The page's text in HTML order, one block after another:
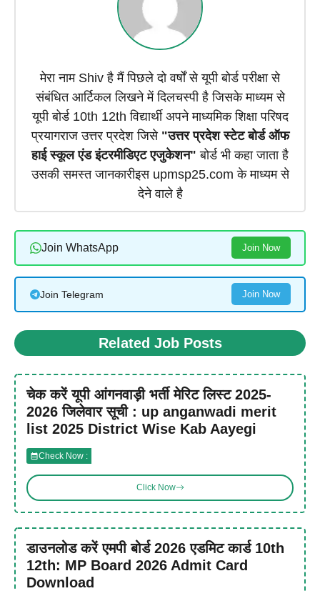
मेरा नाम Shiv है मैं पिछले दो वर्षों से यूपी बोर्ड परीक्षा से
संबंधित आर्टिकल लिखने में दिलचस्पी है जिसके माध्यम से
यूपी बोर्ड 10th 12th विद्यार्थी अपने माध्यमिक शिक्षा परिषद
प्रयागराज उत्तर प्रदेश जिसे "उत्तर प्रदेश स्टेट बोर्ड ऑफ
हाई स्कूल एंड इंटरमीडिएट एजुकेशन" बोर्ड भी कहा जाता है
उसकी समस्त जानकारीइस upmsp25.com के माध्यम से
देने वाले है
Join WhatsApp Join Now
Join Telegram Join Now
Related Job Posts
चेक करें यूपी आंगनवाड़ी भर्ती मेरिट लिस्ट 2025-
2026 जिलेवार सूची : up anganwadi merit
list 2025 District Wise Kab Aayegi
Check Now :
Click Now
डाउनलोड करें एमपी बोर्ड 2026 एडमिट कार्ड 10th
12th: MP Board 2026 Admit Card
Download